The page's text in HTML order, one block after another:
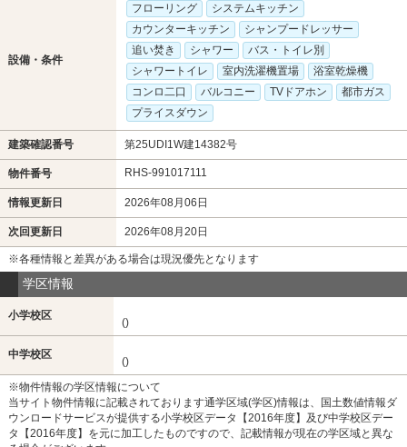
設備・条件
フローリング
システムキッチン
カウンターキッチン
シャンプードレッサー
追い焚き
シャワー
バス・トイレ別
シャワートイレ
室内洗濯機置場
浴室乾燥機
コンロ二口
バルコニー TVドアホン
都市ガス
プライスダウン
建築確認番号 第25UDI1W建14382号
物件番号 RHS-991017111
情報更新日 2026年08月06日
次回更新日 2026年08月20日
※各種情報と差異がある場合は現況優先となります
学区情報
小学校区
()
中学校区
()
※物件情報の学区情報について
当サイト物件情報に記載されております通学区域(学区)情報は、国土数値情報ダ
ウンロードサービスが提供する小学校区データ【2016年度】及び中学校区デー
タ【2016年度】を元に加工したものですので、記載情報が現在の学区域と異な